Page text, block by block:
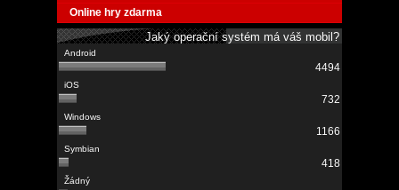
Online hry zdarma
Jaký operační systém má váš mobil?
4494
732
1166
418